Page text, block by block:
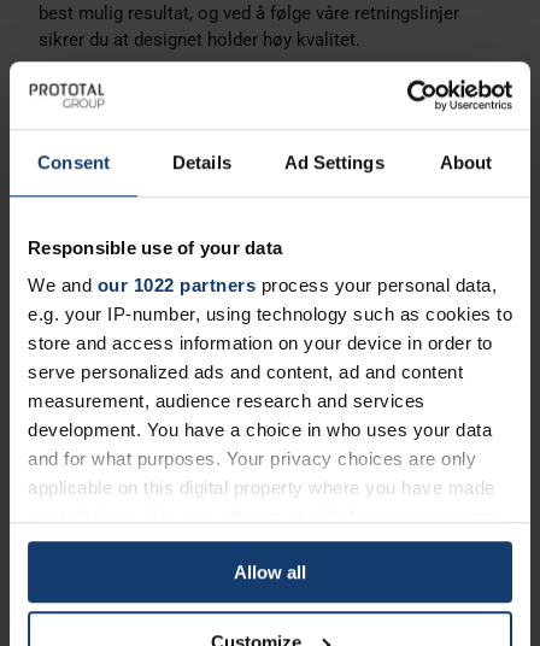
Consent Details Ad Settings About
Responsible use of your data
We and our 1022 partners process your personal data,
e.g. your IP-number, using technology such as cookies to
store and access information on your device in order to
serve personalized ads and content, ad and content
measurement, audience research and services
development. You have a choice in who uses your data
and for what purposes. Your privacy choices are only
applicable on this digital property where you have made
any time from the Cookie Declaration or by clicking on
If you allow, we would also like to:
Allow all
best mulig resultat, og ved å følge våre retningslinjer
sikrer du at designet holder høy kvalitet.
Ta gjerne kontakt dersom du trenger veiledning – vi
hjelper deg videre.
Retningslinjer for metalltrykk
Oversikt over datablad
D
S
Ultimate strekkfasthet Strekkfasthet (Rp 0,2 %) Forlengelse ved
220-240 MPa